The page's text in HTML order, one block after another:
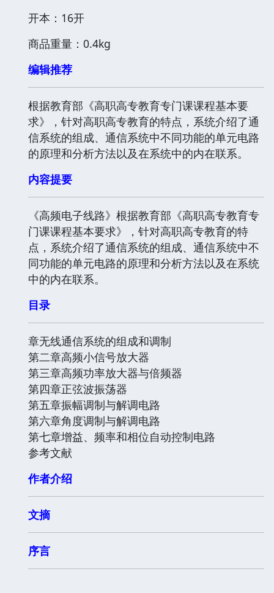
开本：16开
商品重量：0.4kg
编辑推荐
根据教育部《高职高专教育专门课课程基本要
求》，针对高职高专教育的特点，系统介绍了通
信系统的组成、通信系统中不同功能的单元电路
的原理和分析方法以及在系统中的内在联系。
内容提要
《高频电子线路》根据教育部《高职高专教育专
门课课程基本要求》，针对高职高专教育的特
点，系统介绍了通信系统的组成、通信系统中不
同功能的单元电路的原理和分析方法以及在系统
中的内在联系。
目录
章无线通信系统的组成和调制
第二章高频小信号放大器
第三章高频功率放大器与倍频器
第四章正弦波振荡器
第五章振幅调制与解调电路
第六章角度调制与解调电路
第七章增益、频率和相位自动控制电路
参考文献
作者介绍
文摘
序言